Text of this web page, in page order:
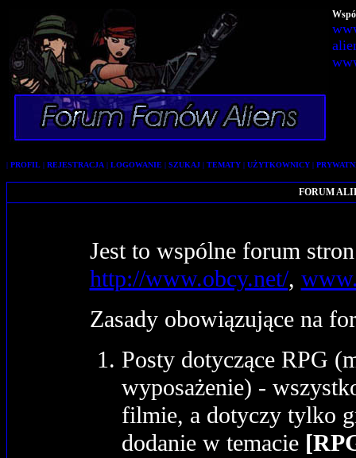
| PROFIL | REJESTRACJA | LOGOWANIE | SZUKAJ | TEMATY | UŻYTKOWNICY |
FORUM
Jest to wspólne forum
http://www.obcy.net/,
Zasady obowiązujące na
Posty dotyczące RPG
wyposażenie) -
filmie, a dotyczy tylko
dodanie w temacie